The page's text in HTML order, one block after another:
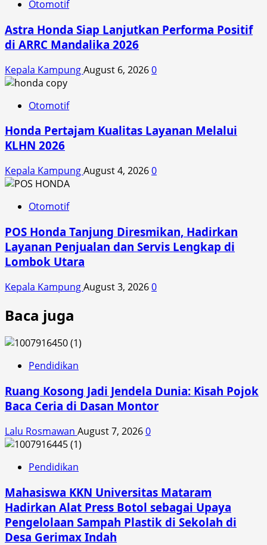
Otomotif
Astra Honda Siap Lanjutkan Performa Positif
di ARRC Mandalika 2026
Kepala KampungAugust 6, 20260
Otomotif
Honda Pertajam Kualitas Layanan Melalui
KLHN 2026
Kepala KampungAugust 4, 20260
Otomotif
POS Honda Tanjung Diresmikan, Hadirkan
Layanan Penjualan dan Servis Lengkap di
Lombok Utara
Kepala KampungAugust 3, 20260
Baca juga
Pendidikan
Ruang Kosong Jadi Jendela Dunia: Kisah Pojok
Baca Ceria di Dasan Montor
Lalu Rosmawan August 7, 20260
Pendidikan
Mahasiswa KKN Universitas Mataram
Hadirkan Alat Press Botol sebagai Upaya
Pengelolaan Sampah Plastik di Sekolah di
Desa Gerimax Indah